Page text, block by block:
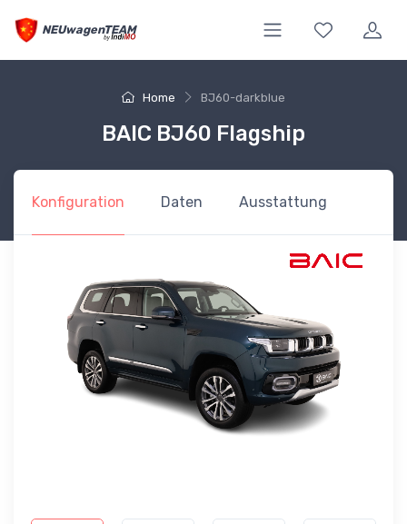
NEUwagenTEAM
Home BJ60-darkblue
BAIC BJ60 Flagship
Konfiguration Daten Ausstattung